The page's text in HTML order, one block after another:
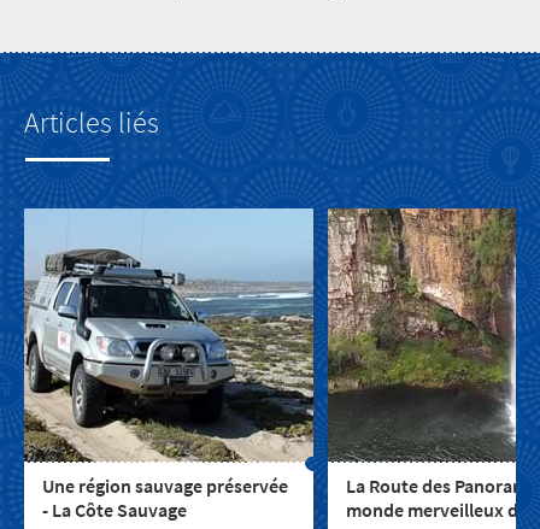
Articles liés
Une région sauvage préservée
- La Côte Sauvage
La Route des
monde merveilleux de